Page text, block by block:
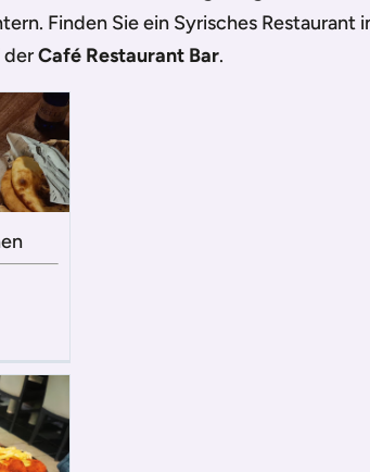
Finden Sie ein Syrisches Restaurant
derCafé Restaurant Bar.